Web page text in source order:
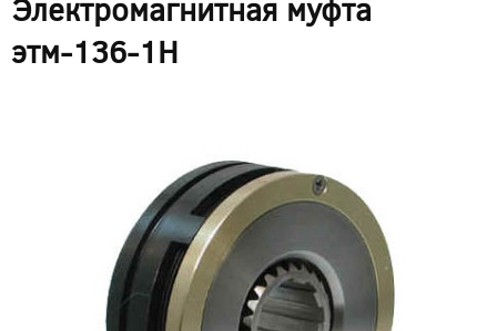
Электромагнитная муфта
этм-136-1Н